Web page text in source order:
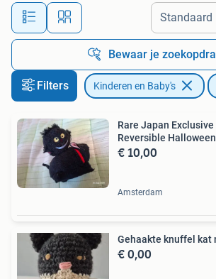
Alle afstanden…
Bewaar je
Filters Kinderen en Baby's
Rare Japan
Reversible Halloween
€ 10,00
Amsterdam
Gehaakte knuffel kat
€ 0,00